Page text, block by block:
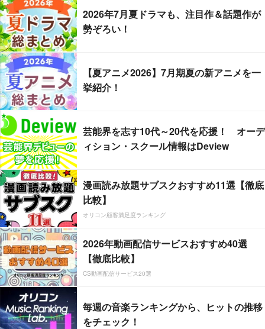
2026年7月夏ドラマも、注目作＆話題作が
勢ぞろい！
【夏アニメ2026】7月期夏の新アニメを一
挙紹介！
芸能界を志す10代～20代を応援！ オーデ
ィション・スクール情報はDeview
漫画読み放題サブスクおすすめ11選【徹底
比較】
オリコン顧客満足度ランキング
2026年動画配信サービスおすすめ40選
【徹底比較】
CS動画配信サービス20選
毎週の音楽ランキングから、ヒットの推移
をチェック！